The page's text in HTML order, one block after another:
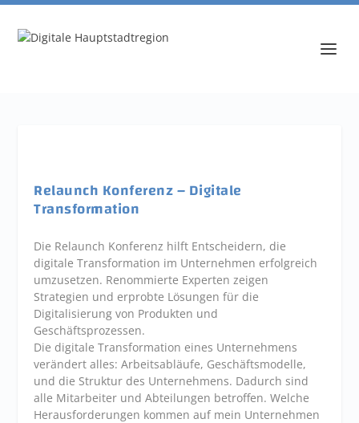
Relaunch Konferenz – Digitale
Transformation
Die Relaunch Konferenz hilft Entscheidern, die
digitale Transformation im Unternehmen erfolgreich
umzusetzen. Renommierte Experten zeigen
Strategien und erprobte Lösungen für die
Digitalisierung von Produkten und
Geschäftsprozessen.
Die digitale Transformation eines Unternehmens
verändert alles: Arbeitsabläufe, Geschäftsmodelle,
und die Struktur des Unternehmens. Dadurch sind
alle Mitarbeiter und Abteilungen betroffen. Welche
Herausforderungen kommen auf mein Unternehmen